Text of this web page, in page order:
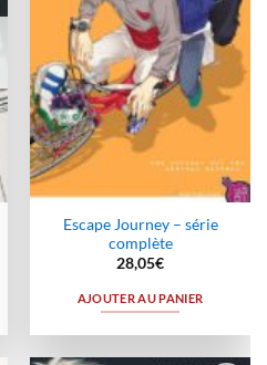
Escape Journey – série
complète
28,05€
AJOUTER AU PANIER